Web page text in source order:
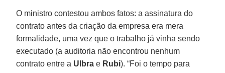
O ministro contestou ambos fatos: a assinatura do
contrato antes da criação da empresa era mera
formalidade, uma vez que o trabalho já vinha sendo
executado (a auditoria não encontrou nenhum
contrato entre a Ulbra e Rubi). “Foi o tempo para